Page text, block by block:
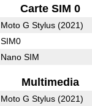
Carte SIM 0
Moto G Stylus (2021)
SIM0
Nano SIM
Multimedia
Moto G Stylus (2021)